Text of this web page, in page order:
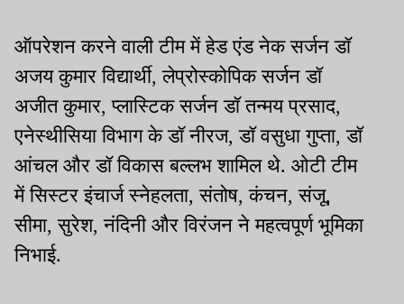
ऑपरेशन करने वाली टीम में हेड एंड नेक सर्जन डॉ
अजय कुमार विद्यार्थी, लेप्रोस्कोपिक सर्जन डॉ
अजीत कुमार, प्लास्टिक सर्जन डॉ तन्मय प्रसाद,
एनेस्थीसिया विभाग के डॉ नीरज, डॉ वसुधा गुप्ता, डॉ
आंचल और डॉ विकास बल्लभ शामिल थे. ओटी टीम
में सिस्टर इंचार्ज स्नेहलता, संतोष, कंचन, संजू,
सीमा, सुरेश, नंदिनी और विरंजन ने महत्वपूर्ण भूमिका
निभाई.